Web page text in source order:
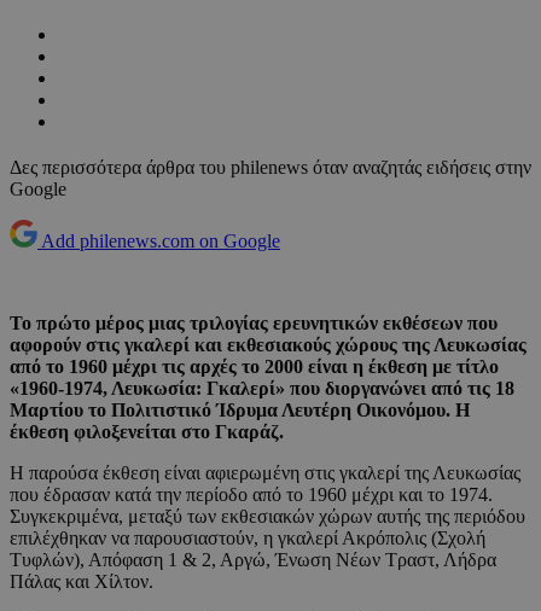
Δες περισσότερα άρθρα του philenews όταν αναζητάς ειδήσεις στην
Google
Add philenews.com on Google
Το πρώτο μέρος μιας τριλογίας ερευνητικών εκθέσεων που
αφορούν στις γκαλερί και εκθεσιακούς χώρους της Λευκωσίας
από το 1960 μέχρι τις αρχές το 2000 είναι η έκθεση με τίτλο
«1960-1974, Λευκωσία: Γκαλερί» που διοργανώνει από τις 18
Μαρτίου το Πολιτιστικό Ίδρυμα Λευτέρη Οικονόμου. Η
έκθεση φιλοξενείται στο Γκαράζ.
Η παρούσα έκθεση είναι αφιερωμένη στις γκαλερί της Λευκωσίας
που έδρασαν κατά την περίοδο από το 1960 μέχρι και το 1974.
Συγκεκριμένα, μεταξύ των εκθεσιακών χώρων αυτής της περιόδου
επιλέχθηκαν να παρουσιαστούν, η γκαλερί Ακρόπολις (Σχολή
Τυφλών), Απόφαση 1 & 2, Αργώ, Ένωση Νέων Τραστ, Λήδρα
Πάλας και Χίλτον.